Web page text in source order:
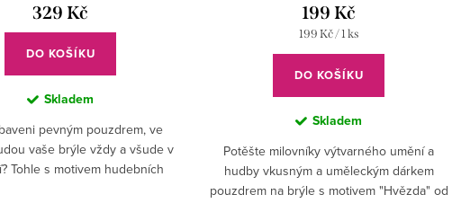
329 Kč
DO KOŠÍKU
Skladem
pevným pouzdrem, ve
vaše brýle vždy a všude v
Tohle s motivem hudebních
199 Kč
Měrná
199 Kč / 1 ks
DO KOŠÍKU
Skladem
Potěšte milovníky výtvarného umění a
hudby vkusným a uměleckým dárkem
pouzdrem na brýle s motivem "Hvězda" od